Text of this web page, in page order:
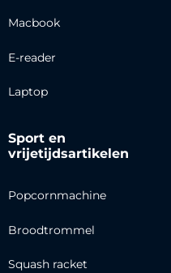
Macbook
E-reader
Laptop
Sport en
vrijetijdsartikelen
Popcornmachine
Broodtrommel
Squash racket